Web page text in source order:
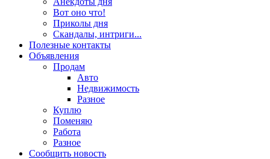
Вот оно что!
Приколы дня
Скандалы, интриги...
Полезные контакты
Объявления
Продам
Авто
Недвижимость
Разное
Куплю
Поменяю
Работа
Разное
Сообщить новость